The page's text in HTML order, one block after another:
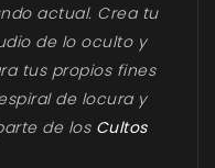
actual. Crea tu
de lo oculto y
tus propios fines
de locura y
de los Cultos